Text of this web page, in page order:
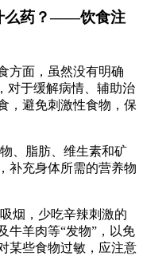
么药？——饮食注
方面，虽然没有明确
对于缓解病情、辅助治
，避免刺激性食物，保
、脂肪、维生素和矿
补充身体所需的营养物
烟，少吃辛辣刺激的
牛羊肉等“发物”，以免
某些食物过敏，应注意